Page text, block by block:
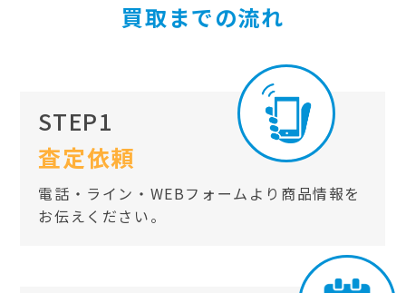
買取までの流れ
STEP1
査定依頼
電話・ライン・WEBフォームより商品情報を
お伝えください。